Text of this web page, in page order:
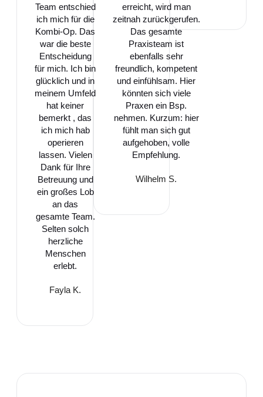
Team entschied
ich mich für die
Kombi-Op. Das
war die beste
Entscheidung
für mich. Ich bin
glücklich und in
meinem Umfeld
hat keiner
bemerkt , das
ich mich hab
operieren
lassen. Vielen
Dank für Ihre
Betreuung und
ein großes Lob
an das
gesamte Team.
Selten solch
herzliche
Menschen
erlebt.
Fayla K.
erreicht, wird man
zeitnah zurückgerufen.
Das gesamte
Praxisteam ist
ebenfalls sehr
freundlich, kompetent
und einfühlsam. Hier
könnten sich viele
Praxen ein Bsp.
nehmen. Kurzum: hier
fühlt man sich gut
aufgehoben, volle
Empfehlung.
Wilhelm S.